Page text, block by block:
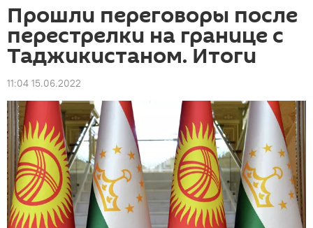
Прошли переговоры после
перестрелки на границе с
Таджикистаном. Итоги
11:04 15.06.2022